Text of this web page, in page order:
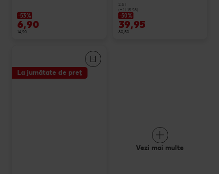
-53%
6,90
14,90
2,5 l
(=1 l 15.98)
-50%
39,95
80,50
La jumătate de preț
Vezi mai multe